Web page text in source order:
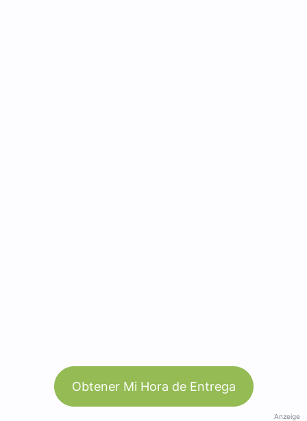
Obtener Mi Hora de Entrega
Anzeige